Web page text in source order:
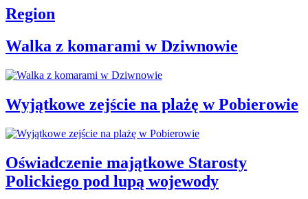
Region
Walka z komarami w Dziwnowie
Wyjątkowe zejście na plażę w Pobierowie
Oświadczenie majątkowe Starosty
Polickiego pod lupą wojewody